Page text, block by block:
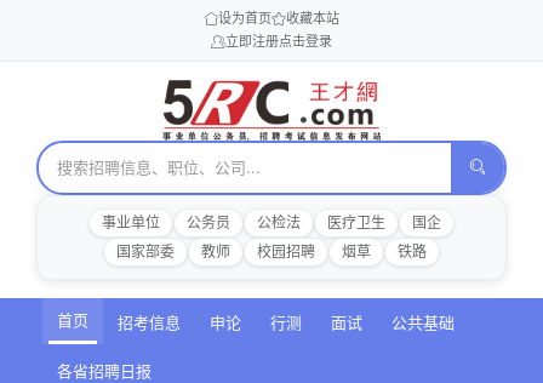
设为首页
收藏本站
立即注册点击登录
事业单位 公务员 公检法 医疗卫生
国企
国家部委
教师 校园招聘 烟草 铁路
首页 招考信息 申论 行测 面试 公共基础
各省招聘日报